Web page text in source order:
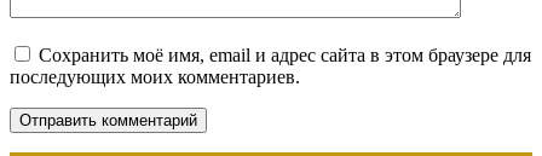
Сохранить моё имя, email и адрес сайта в этом браузере для
последующих моих комментариев.